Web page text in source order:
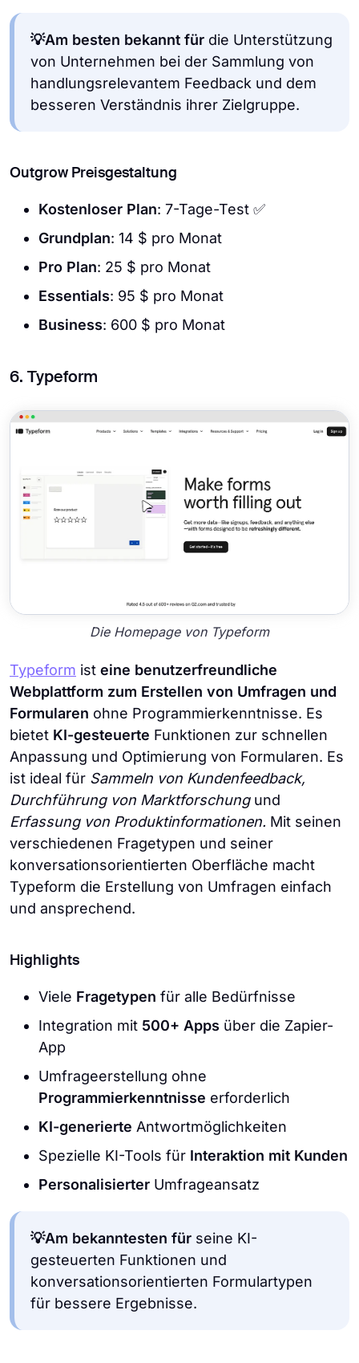
💡Am besten bekannt für die Unterstützung
von Unternehmen bei der Sammlung von
handlungsrelevantem Feedback und dem
besseren Verständnis ihrer Zielgruppe.
Outgrow Preisgestaltung
Kostenloser Plan: 7-Tage-Test ✅
Grundplan: 14 $ pro Monat
Pro Plan: 25 $ pro Monat
Essentials: 95 $ pro Monat
Business: 600 $ pro Monat
6. Typeform
Die Homepage von Typeform
Typeform ist eine benutzerfreundliche
Webplattform zum Erstellen von Umfragen und
Formularen ohne Programmierkenntnisse. Es
bietet KI-gesteuerte Funktionen zur schnellen
Anpassung und Optimierung von Formularen. Es
ist ideal für Sammeln von Kundenfeedback,
Durchführung von Marktforschungund
Erfassung von Produktinformationen. Mit seinen
verschiedenen Fragetypen und seiner
konversationsorientierten Oberfläche macht
Typeform die Erstellung von Umfragen einfach
und ansprechend.
Highlights
Viele Fragetypen für alle Bedürfnisse
Integration mit 500+ Apps über die Zapier-
App
Umfrageerstellung ohne
Programmierkenntnisse erforderlich
KI-generierte Antwortmöglichkeiten
Spezielle KI-Tools für Interaktion mit Kunden
Personalisierter Umfrageansatz
💡Am bekanntesten für seine KI-
gesteuerten Funktionen und
konversationsorientierten Formulartypen
für bessere Ergebnisse.